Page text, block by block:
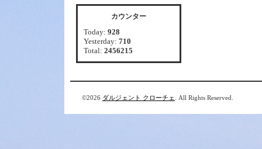
カウンター
Today: 928
Yesterday: 710
Total: 2456215
©2026 ダルジェント クローチェ . All Rights Reserved.